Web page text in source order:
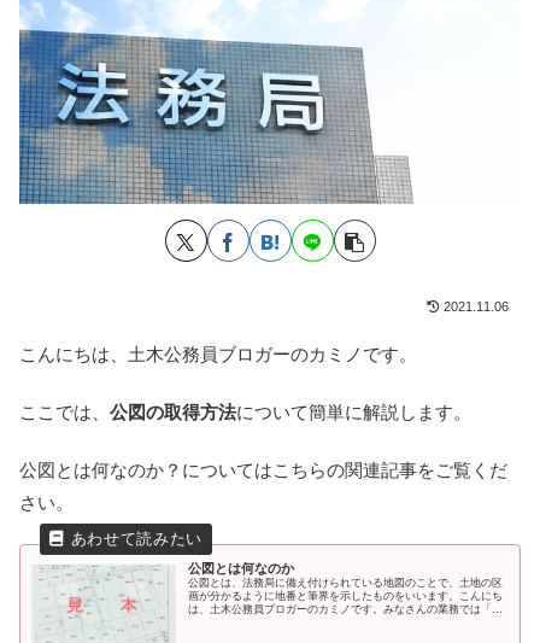
2021.11.06
こんにちは、土木公務員ブロガーのカミノです。
ここでは、 公図の取得方法について簡単に解説します。
公図とは何なのか？についてはこちらの関連記事をご覧くだ
さい。
公図とは何なのか
公図とは、法務局に備え付けられている地図のことで、土地の区
画が分かるように地番と筆界を示したものをいいます。こんにち
は、土木公務員ブロガーのカミノです。みなさんの業務では「公